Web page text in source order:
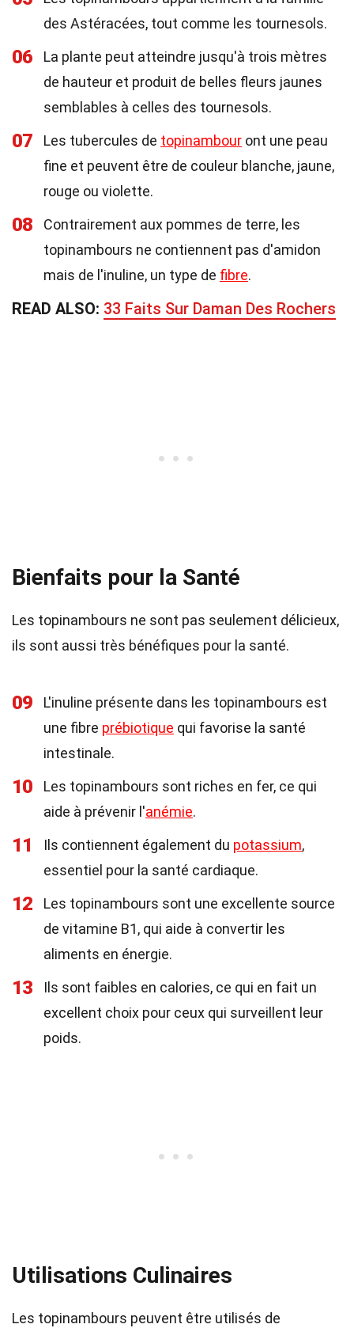
des Astéracées, tout comme les tournesols.
06
La plante peut atteindre jusqu'à trois mètres
de hauteur et produit de belles fleurs jaunes
semblables à celles des tournesols.
07 Les tubercules de topinambour ont une peau
fine et peuvent être de couleur blanche, jaune,
rouge ou violette.
08
Contrairement aux pommes de terre, les
topinambours ne contiennent pas d'amidon
mais de l'inuline, un type de fibre.
READ ALSO: 33 Faits Sur Daman Des Rochers
Bienfaits pour la Santé
Les topinambours ne sont pas seulement délicieux,
ils sont aussi très bénéfiques pour la santé.
09
L'inuline présente dans les topinambours est
une fibre prébiotique qui favorise la santé
intestinale.
10
Les topinambours sont riches en fer, ce qui
aide à prévenir l'anémie.
11 Ils contiennent également du potassium,
essentiel pour la santé cardiaque.
12
Les topinambours sont une excellente source
de vitamine B1, qui aide à convertir les
aliments en énergie.
13
Ils sont faibles en calories, ce qui en fait un
excellent choix pour ceux qui surveillent leur
poids.
Utilisations Culinaires
Les topinambours peuvent être utilisés de